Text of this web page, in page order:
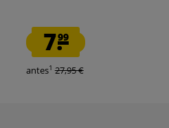
7.99
antes1 27,95 €